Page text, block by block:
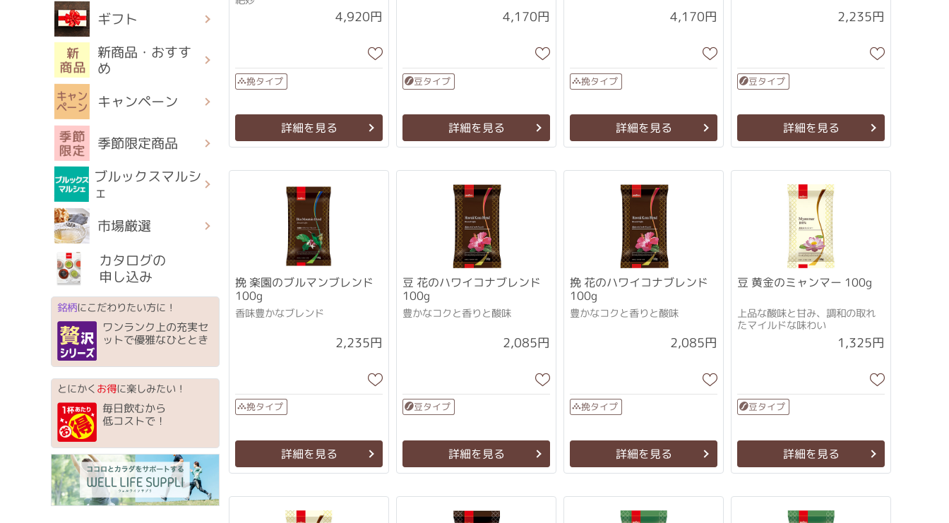
ギフト
新商品・おすす
め
キャンペーン
季節限定商品
ブルックスマルシ
ェ
市場厳選
カタログの
申し込み
銘柄にこだわりたい方に！
ワンランク上の充実セ
ットで優雅なひととき
とにかくお得に楽しみたい！
毎日飲むから
低コストで！
4,920円
挽タイプ
詳細を見る
4,170円
豆タイプ
詳細を見る
4,170円
挽タイプ
詳細を見る
2,235円
豆タイプ
詳細を見る
挽 楽園のブルマンブレンド
100g
香味豊かなブレンド
2,235円
挽タイプ
詳細を見る
豆 花のハワイコナブレンド
100g
豊かなコクと香りと酸味
2,085円
豆タイプ
詳細を見る
挽 花のハワイコナブレンド
100g
豊かなコクと香りと酸味
2,085円
挽タイプ
詳細を見る
豆 黄金のミャンマー 100g
上品な酸味と甘み、調和の取れ
たマイルドな味わい
1,325円
豆タイプ
詳細を見る